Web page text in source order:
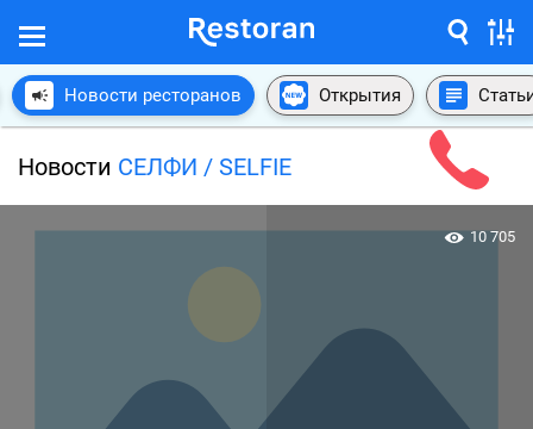
Новости ресторанов Открытия
Новости СЕЛФИ / SELFIE
10 705